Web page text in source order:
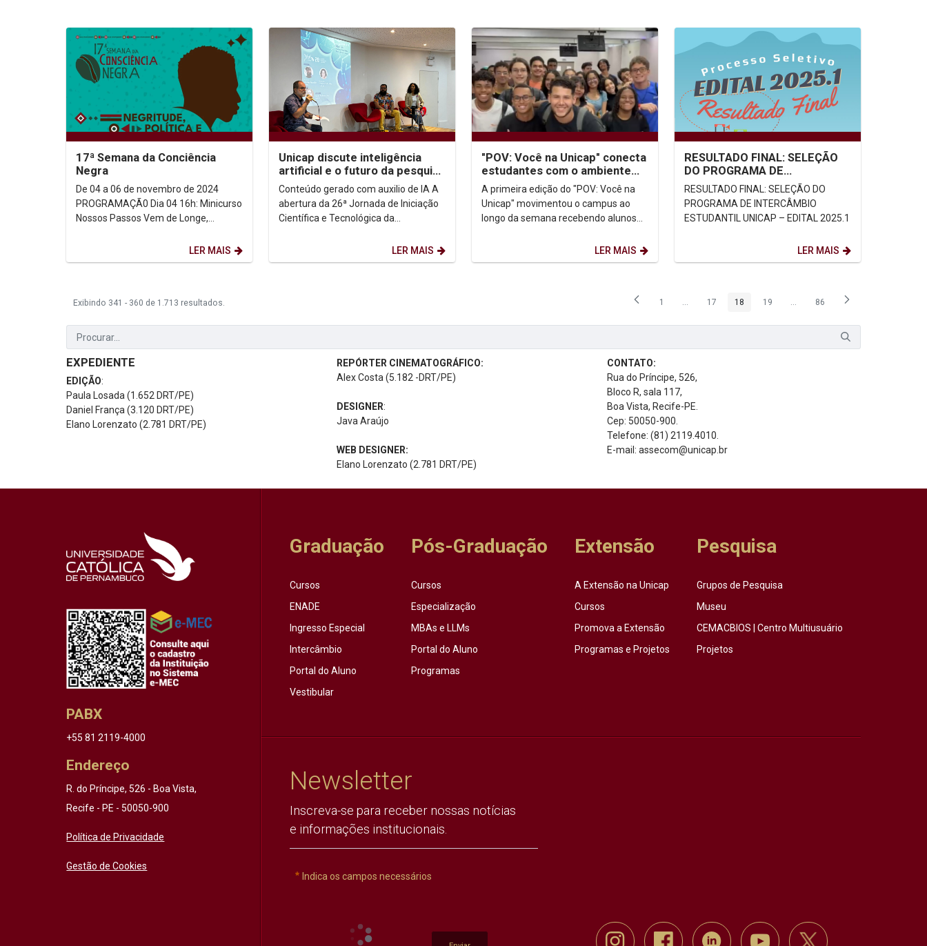
17ª Semana da Conciência
Negra
De 04 a 06 de novembro de 2024
PROGRAMAÇÃ0 Dia 04 16h: Minicurso
Nossos Passos Vem de Longe,
LER MAIS
Unicap discute inteligência
artificial e o futuro da pesquisa
em evento de Iniciação
Científica
Conteúdo gerado com auxilio de IA A
abertura da 26ª Jornada de Iniciação
Científica e Tecnológica da
LER MAIS
"POV: Você na Unicap" conecta
estudantes com o ambiente
acadêmico e a escolha
profissional
A primeira edição do "POV: Você na
Unicap" movimentou o campus ao
longo da semana recebendo alunos
LER MAIS
RESULTADO FINAL: SELEÇÃO
DO PROGRAMA DE
MOBILIDADE
ACADÊMICA/INTERCÂMBIO
ESTUDANTIL UNICAP –...
RESULTADO FINAL: SELEÇÃO DO
PROGRAMA DE INTERCÂMBIO
ESTUDANTIL UNICAP – EDITAL 2025.1
LER MAIS
Exibindo 341 - 360 de 1.713 resultados. Página
1 ...Páginas intermediárias Usar ABA para navegar.
Página
17 Página
18 Página
19 ...Páginas intermediárias Usar ABA
Página
86
EXPEDIENTE
EDIÇÃO:
Paula Losada (1.652 DRT/PE)
Daniel França (3.120 DRT/PE)
Elano Lorenzato (2.781 DRT/PE)
REPÓRTER CINEMATOGRÁFICO:
Alex Costa (5.182 -DRT/PE)
DESIGNER:
Java Araújo
WEB DESIGNER:
Elano Lorenzato (2.781 DRT/PE)
CONTATO:
Rua do Príncipe, 526,
Bloco R, sala 117,
Boa Vista, Recife-PE.
Cep: 50050-900.
Telefone: (81) 2119.4010.
E-mail: assecom@unicap.br
PABX
+55 81 2119-4000
Endereço
R. do Príncipe, 526 - Boa Vista,
Recife - PE - 50050-900
Política de Privacidade
Gestão de Cookies
Graduação
Cursos
ENADE
Ingresso Especial
Intercâmbio
Portal do Aluno
Vestibular
Pós-Graduação
Cursos
Especialização
MBAs e LLMs
Portal do Aluno
Programas
Extensão
A Extensão na Unicap
Cursos
Promova a Extensão
Programas e Projetos
Pesquisa
Grupos de Pesquisa
Museu
CEMACBIOS | Centro Multiusuário
Projetos
Newsletter
Inscreva-se para receber nossas notícias
e informações institucionais.
Indica os campos necessários